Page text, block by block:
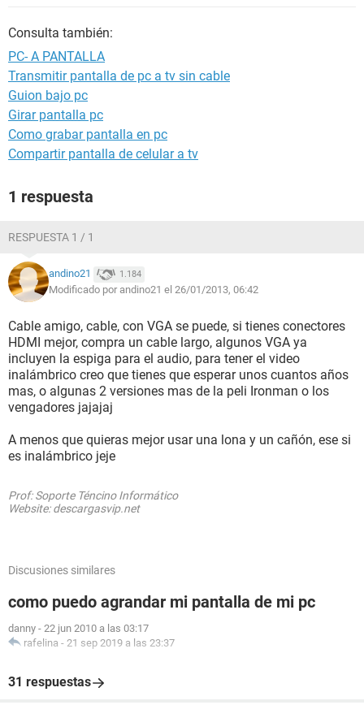
Consulta también:
PC- A PANTALLA
Transmitir pantalla de pc a tv sin cable
Guion bajo pc
Girar pantalla pc
Como grabar pantalla en pc
Compartir pantalla de celular a tv
1 respuesta
RESPUESTA 1 / 1
andino21 1.184
Modificado por andino21 el 26/01/2013, 06:42
Cable amigo, cable, con VGA se puede, si tienes conectores
HDMI mejor, compra un cable largo, algunos VGA ya
incluyen la espiga para el audio, para tener el video
inalámbrico creo que tienes que esperar unos cuantos años
mas, o algunas 2 versiones mas de la peli Ironman o los
vengadores jajajaj
A menos que quieras mejor usar una lona y un cañón, ese si
es inalámbrico jeje
Prof: Soporte Téncino Informático
Website: descargasvip.net
Discusiones similares
como puedo agrandar mi pantalla de mi pc
danny - 22 jun 2010 a las 03:17
rafelina - 21 sep 2019 a las 23:37
31 respuestas